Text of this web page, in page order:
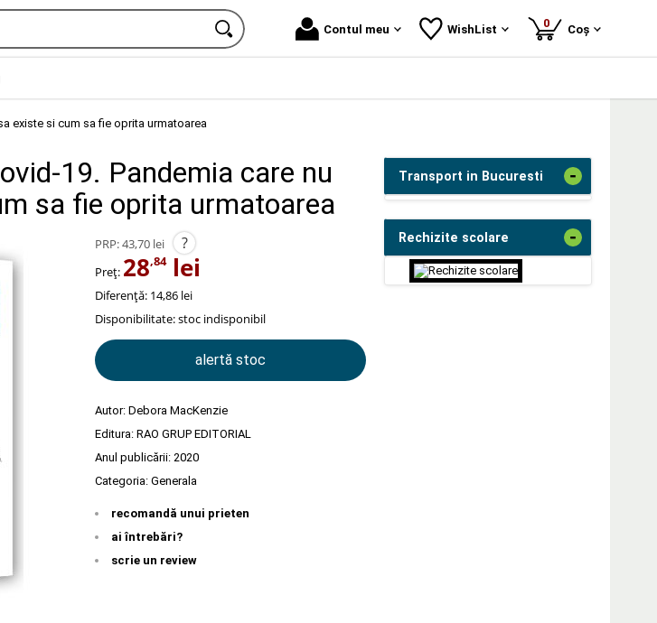
Contul meu WishList 0produse
Coș
existe si cum sa fie oprita urmatoarea
19. Pandemia care nu
sa fie oprita urmatoarea
PRP:43,70 lei ?
Preț: 28,84lei
Diferență: 14,86 lei
Disponibilitate:stoc indisponibil
alertă stoc
Autor: Debora MacKenzie
Editura: RAO GRUP EDITORIAL
Anul publicării: 2020
Categoria: Generala
recomandă unui prieten
ai întrebări?
scrie un review
Transport in Bucuresti -
Rechizite scolare -